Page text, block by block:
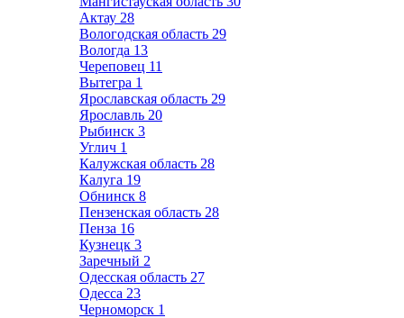
Актау 28
Вологодская область 29
Вологда 13
Череповец 11
Вытегра 1
Ярославская область 29
Ярославль 20
Рыбинск 3
Углич 1
Калужская область 28
Калуга 19
Обнинск 8
Пензенская область 28
Пенза 16
Кузнецк 3
Заречный 2
Одесская область 27
Одесса 23
Черноморск 1